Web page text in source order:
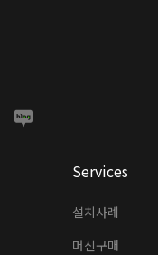
Services
설치사례
머신구매